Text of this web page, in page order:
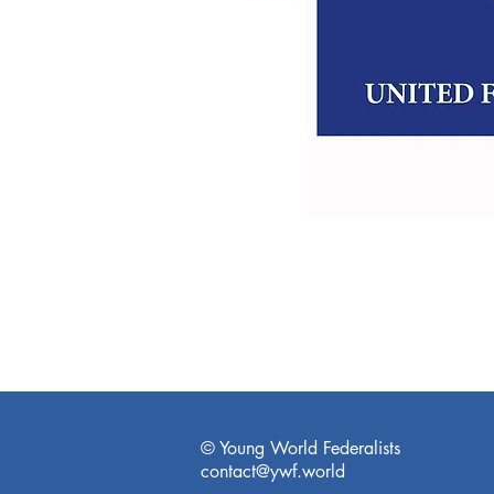
© Young World Federalists
contact@ywf.world